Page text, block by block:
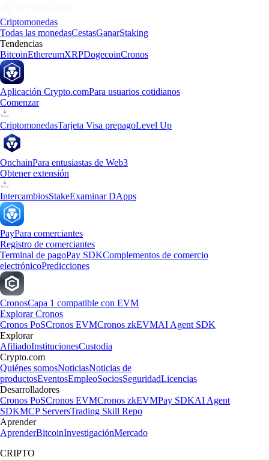
Criptomonedas
Todas las monedasCestasGanarStaking
Tendencias
BitcoinEthereumXRPDogecoinCronos
Aplicación Crypto.comPara usuarios cotidianos
Comenzar
CriptomonedasTarjeta Visa prepagoLevel Up
OnchainPara entusiastas de Web3
Obtener extensión
IntercambiosStakeExaminar DApps
PayPara comerciantes
Registro de comerciantes
Terminal de pagoPay SDKComplementos de comercio
electrónicoPredicciones
CronosCapa 1 compatible con EVM
Explorar Cronos
Cronos PoSCronos EVMCronos zkEVMAI Agent SDK
Explorar
AfiliadoInstitucionesCustodia
Crypto.com
Quiénes somosNoticiasNoticias de
productosEventosEmpleoSociosSeguridadLicencias
Desarrolladores
Cronos PoSCronos EVMCronos zkEVMPay SDKAI Agent
SDKMCP ServersTrading Skill Repo
Aprender
AprenderBitcoinInvestigaciónMercado
CRIPTO